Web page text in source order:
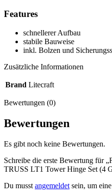
Features
schnellerer Aufbau
stabile Bauweise
inkl. Bolzen und
Zusätzliche Informationen
Brand Litecraft
Bewertungen (0)
Bewertungen
Es gibt noch keine Bewertungen.
Schreibe die erste Bewertung für
TRUSS LT1 Tower Hinge Set (4
Du musst angemeldet sein, um